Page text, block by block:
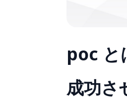
poc と
成功さ